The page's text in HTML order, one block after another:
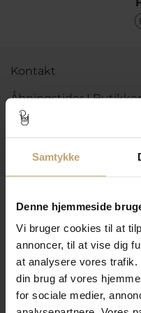
Samtykke
Denne hjemmeside
Vi bruger cookies til at
annoncer, til at vise dig
at analysere vores trafik.
din brug af vores
for sociale medier,
Kontakt
Åbningstider I
Information
Praktiske Sider
Betalingsmuligheder